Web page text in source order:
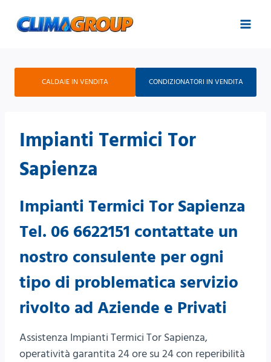
CALDAIE IN VENDITA CONDIZIONATORI IN VENDITA
Impianti Termici Tor
Sapienza
Impianti Termici Tor Sapienza
Tel. 06 6622151 contattate un
nostro consulente per ogni
tipo di problematica servizio
rivolto ad Aziende e Privati
Assistenza Impianti Termici Tor Sapienza,
operatività garantita 24 ore su 24 con reperibilità